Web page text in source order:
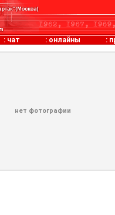
: чат : онлайны :
нет фотографии